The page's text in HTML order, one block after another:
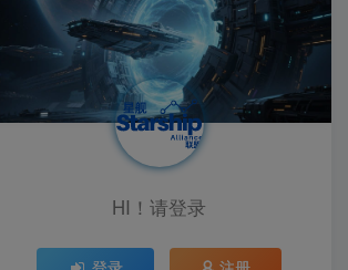
HI！请登录